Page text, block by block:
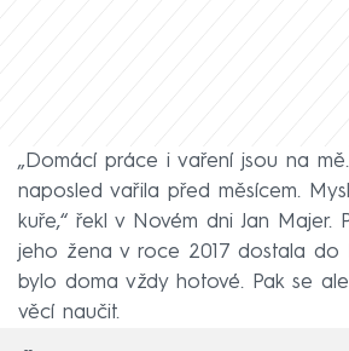
„Domácí práce i vaření jsou na
naposled vařila před měsícem.
kuře,“ řekl v Novém dni Jan Majer.
jeho žena v roce 2017 dostala do
bylo doma vždy hotové. Pak se
věcí naučit.